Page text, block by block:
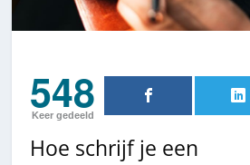
548
Keer gedeeld
Hoe schrijf je een